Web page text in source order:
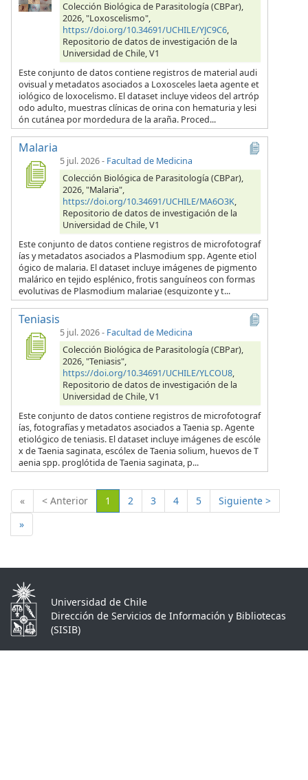
Colección Biológica de Parasitología (CBPar),
2026, "Loxoscelismo",
https://doi.org/10.34691/UCHILE/YJC9C6,
Repositorio de datos de investigación de la
Universidad de Chile, V1
Este conjunto de datos contiene registros de material audi
ovisual y metadatos asociados a Loxosceles laeta agente et
iológico de loxocelismo. El dataset incluye videos del artróp
odo adulto, muestras clínicas de orina con hematuria y lesi
ón cutánea por mordedura de la araña. Proced...
Malaria
5 jul. 2026- Facultad de Medicina
Colección Biológica de Parasitología (CBPar),
2026, "Malaria",
https://doi.org/10.34691/UCHILE/MA6O3K,
Repositorio de datos de investigación de la
Universidad de Chile, V1
Este conjunto de datos contiene registros de microfotograf
ías y metadatos asociados a Plasmodium spp. Agente etiol
ógico de malaria. El dataset incluye imágenes de pigmento
malárico en tejido esplénico, frotis sanguíneos con formas
evolutivas de Plasmodium malariae (esquizonte y t...
Teniasis
5 jul. 2026- Facultad de Medicina
Colección Biológica de Parasitología (CBPar),
2026, "Teniasis",
https://doi.org/10.34691/UCHILE/YLCOU8,
Repositorio de datos de investigación de la
Universidad de Chile, V1
Este conjunto de datos contiene registros de microfotograf
ías, fotografías y metadatos asociados a Taenia sp. Agente
etiológico de teniasis. El dataset incluye imágenes de escóle
x de Taenia saginata, escólex de Taenia solium, huevos de T
aenia spp. proglótida de Taenia saginata, p...
« < Anterior 1 (Actual)
2 3 4 5
Siguiente >
»
Universidad de Chile
Dirección de Servicios de Información y Bibliotecas
(SISIB)